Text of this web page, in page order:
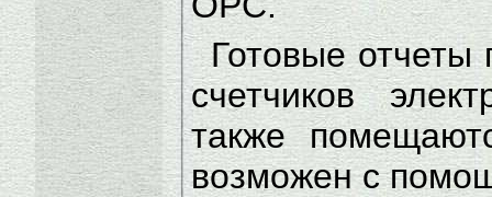
Готовые отчеты
счетчиков
также
возможен с